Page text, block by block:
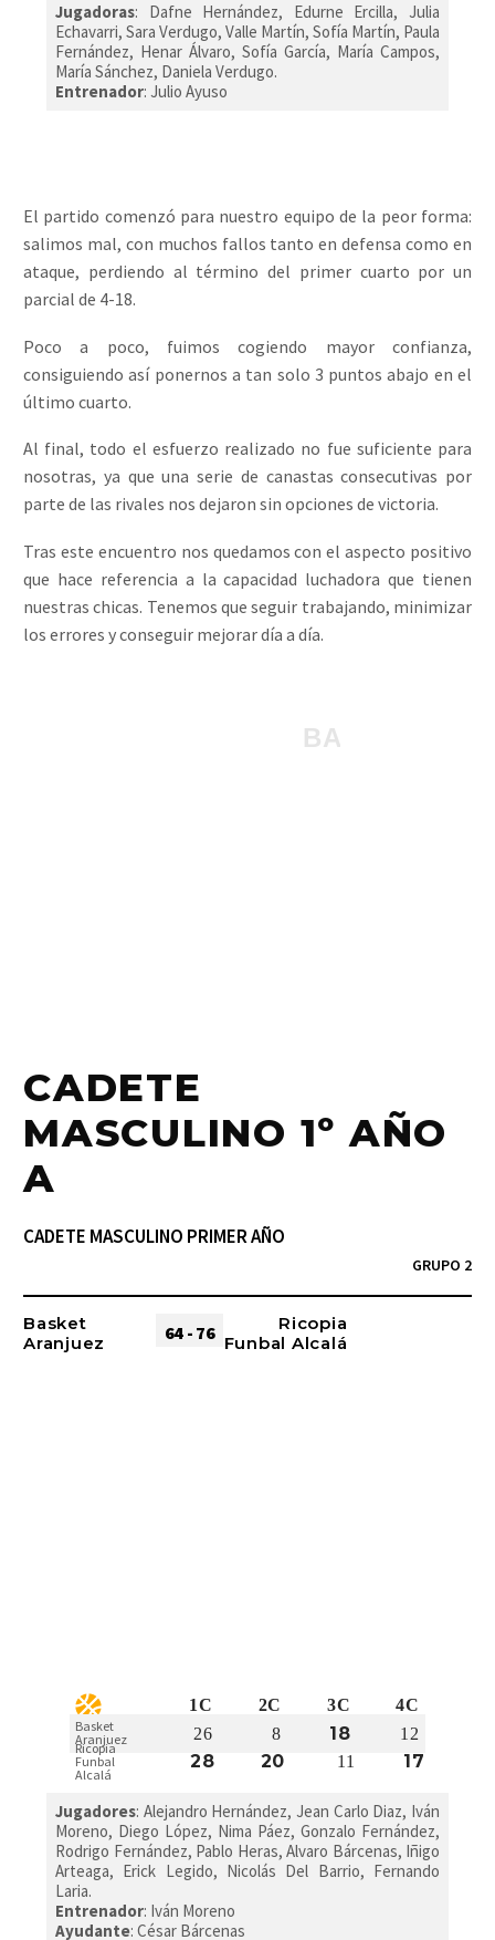
Jugadoras: Dafne Hernández, Edurne Ercilla, Julia
Echavarri, Sara Verdugo, Valle Martín, Sofía Martín, Paula
Fernández, Henar Álvaro, Sofía García, María Campos,
María Sánchez, Daniela Verdugo.
Entrenador: Julio Ayuso
El partido comenzó para nuestro equipo de la peor forma:
salimos mal, con muchos fallos tanto en defensa como en
ataque, perdiendo al término del primer cuarto por un
parcial de 4-18.
Poco a poco, fuimos cogiendo mayor confianza,
consiguiendo así ponernos a tan solo 3 puntos abajo en el
último cuarto.
Al final, todo el esfuerzo realizado no fue suficiente para
nosotras, ya que una serie de canastas consecutivas por
parte de las rivales nos dejaron sin opciones de victoria.
Tras este encuentro nos quedamos con el aspecto positivo
que hace referencia a la capacidad luchadora que tienen
nuestras chicas. Tenemos que seguir trabajando, minimizar
los errores y conseguir mejorar día a día.
¡¡¡ 1, 2, 3...
CADETE
MASCULINO 1º AÑO
A
CADETE MASCULINO PRIMER AÑO
GRUPO 2
Basket
Aranjuez
64 - 76
Ricopia
Funbal Alcalá
1C 2C 3C 4C
Basket
Aranjuez
26 8 18 12
Ricopia
Funbal
Alcalá
28 20 11 17
Jugadores: Alejandro Hernández, Jean Carlo Diaz, Iván
Moreno, Diego López, Nima Páez, Gonzalo Fernández,
Rodrigo Fernández, Pablo Heras, Alvaro Bárcenas, Iñigo
Arteaga, Erick Legido, Nicolás Del Barrio, Fernando
Laria.
Entrenador: Iván Moreno
Ayudante: César Bárcenas